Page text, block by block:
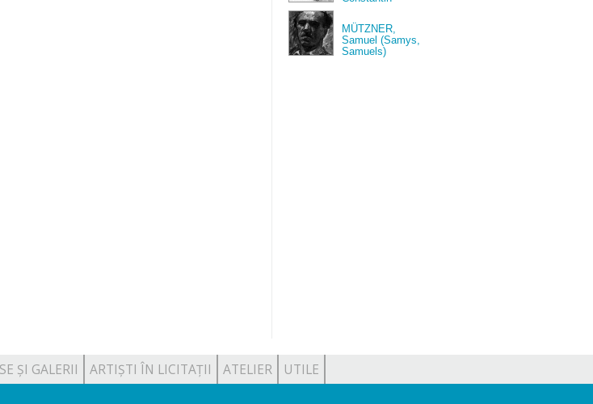
MÜTZNER,
Samuel (Samys,
Samuels)
ȘI GALERII ARTIȘTI ÎN LICITAȚII ATELIER UTILE